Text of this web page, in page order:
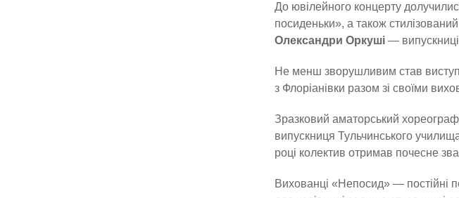
До ювілейного концерту
посиденьки», а також
Олександри Оркуші—
Не менш зворушливим став
з Флоріанівки разом зі своїми
Зразковий аматорський
випускниця Тульчинського
році колектив отримав почесне
Вихованці «Непосид» — постійні